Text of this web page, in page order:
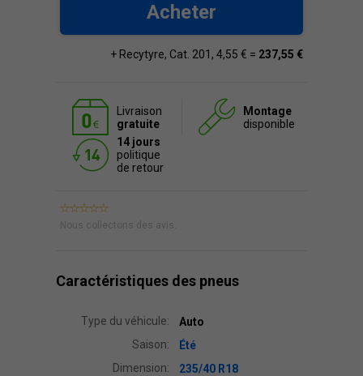
Acheter
+ Recytyre, Cat. 201, 4,55 € = 237,55 €
Livraison
gratuite
Montage
disponible
14 jours
politique
de retour
Nous collectons des avis.
Caractéristiques des pneus
Type du véhicule:
Auto
Saison:
Été
Dimension:
235/40 R18